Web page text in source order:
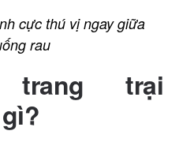
cực thú vị ngay giữa
rau
trại